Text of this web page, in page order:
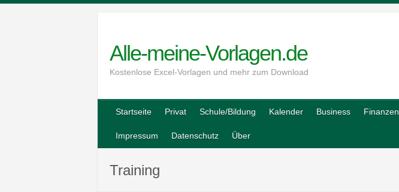
Alle-meine-Vorlagen.de
Kostenlose Excel-Vorlagen und mehr zum Download
Startseite Privat Schule/Bildung Kalender Business Finanzen
Impressum Datenschutz Über
Training